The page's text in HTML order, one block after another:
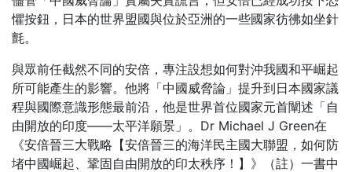
懼按鈕，日本的世界盟國與位於亞洲的一些國家彷彿如坐針
氈。
與眾前任截然不同的安倍，專注設想如何對沖我國和平崛起
所可能產生的影響。他將「中國威脅論」提升到日本國家議
程與國際意識形態最前沿，他是世界首位國家元首闡述「自
由開放的印度——太平洋願景」。Dr Michael J Green在
《安倍晉三大戰略【安倍晉三的海洋民主國大聯盟，如何防
堵中國崛起、鞏固自由開放的印太秩序！】》（註）一書中